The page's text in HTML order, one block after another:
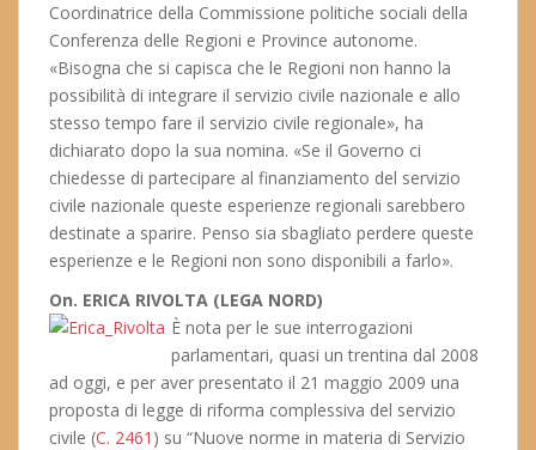
Coordinatrice della Commissione politiche sociali della
Conferenza delle Regioni e Province autonome.
«Bisogna che si capisca che le Regioni non hanno la
possibilità di integrare il servizio civile nazionale e allo
stesso tempo fare il servizio civile regionale», ha
dichiarato dopo la sua nomina. «Se il Governo ci
chiedesse di partecipare al finanziamento del servizio
civile nazionale queste esperienze regionali sarebbero
destinate a sparire. Penso sia sbagliato perdere queste
esperienze e le Regioni non sono disponibili a farlo».
On. ERICA RIVOLTA (LEGA NORD)
È nota per le sue interrogazioni
parlamentari, quasi un trentina dal 2008
ad oggi, e per aver presentato il 21 maggio 2009 una
proposta di legge di riforma complessiva del servizio
civile (C. 2461 ) su “Nuove norme in materia di Servizio